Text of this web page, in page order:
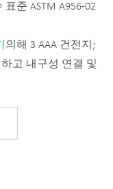
준 ASTM A956-02
의해 3 AAA 건전지;
고 내구성 연결 및